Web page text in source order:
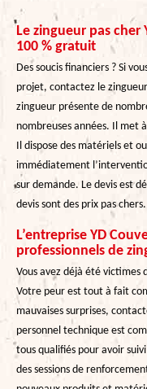
Le zingueur pas
100 % gratuit
Des soucis financiers ? Si
projet, contactez le
zingueur présente de
nombreuses années. Il met
Il dispose des matériels et
immédiatement
sur demande. Le devis est
devis sont des prix pas chers.
L’entreprise YD
professionnels de
Vous avez déjà été victimes
Votre peur est tout à fait
mauvaises surprises,
personnel technique est
tous qualifiés pour avoir
des sessions de